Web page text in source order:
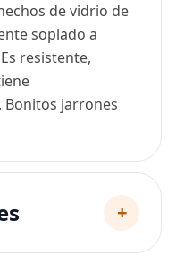
de vidrio de
soplado a
resistente,
jarrones
+